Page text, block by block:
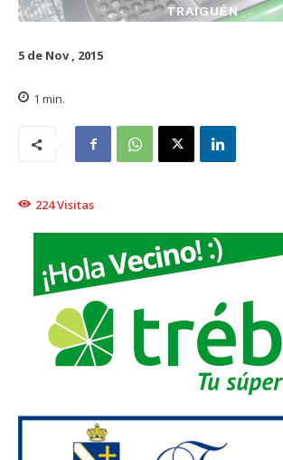
TRAIGUÉN
5 de Nov , 2015
1 min.
224Visitas